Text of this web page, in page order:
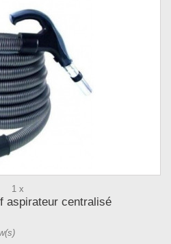
1 x
aspirateur centralisé